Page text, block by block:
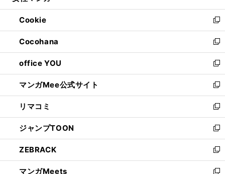
開
く
ウ
で
開
く
ン
ド
ウ
で
開
く
ウ
ィ
ン
ド
ウ
で
開
く
Cookie
新
し
い
ウ
ィ
ン
ド
ウ
で
開
く
Cocohana
新
し
い
ウ
ィ
ン
ド
ウ
で
開
く
office YOU
新
し
い
ウ
ィ
ン
ド
ウ
で
開
く
マンガMee公式サイト
新
し
い
ウ
ィ
ン
ド
ウ
で
リマコミ
新
し
い
ウ
ィ
ン
ド
ジャンプTOON
新
し
い
ウ
ZEBRACK
新
し
マンガMeets